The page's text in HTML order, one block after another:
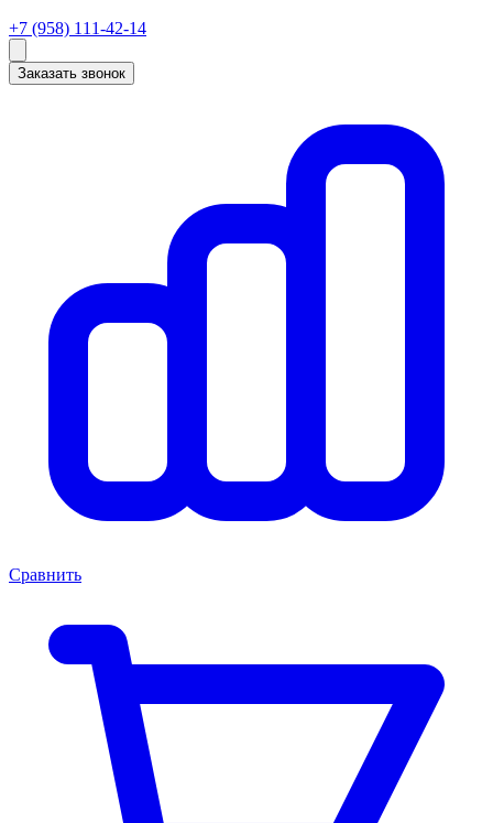
+7 (958) 111-42-14
Заказать звонок
Сравнить